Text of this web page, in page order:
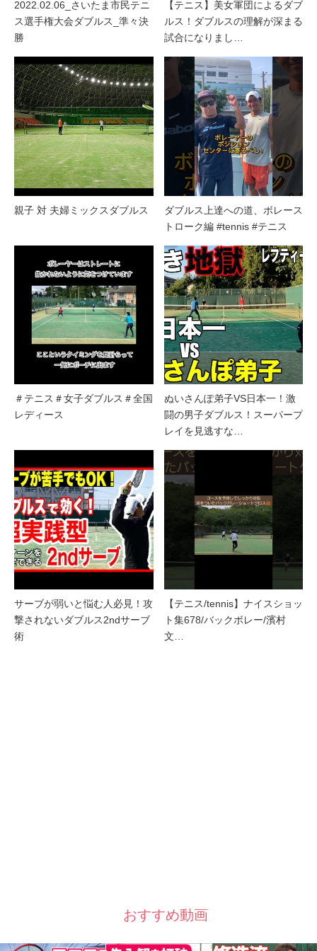
2022.02.06_さいたま市民テニ
ス選手権大会ダブルス_準々決
勝
【テニス】美女軍団によるダブ
ルス！ダブルスの理解が深まる
試合になりまし…
親子 対 夫婦ミックスダブルス
ダブルス上達への道、ボレース
トローク編 #tennis #テニス
＃テニス＃女子ダブルス＃全国
レディース
ぬいさんぽ弟子VS日本一！激
闘の男子ダブルス！スーパープ
レイを見逃すな…
サーブが弱いと悩む人必見！攻
撃されないダブルス2ndサーブ
術
【テニス/tennis】ナイスショッ
ト集678/バックボレー/濱村
文…
おすすめ動画